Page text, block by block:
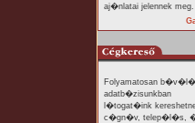
aj�nlatai jelennek meg.
Folyamatosan b�v�l�
adatb�zisunkban
l�togat�ink
c�gn�v, telep�l�s,